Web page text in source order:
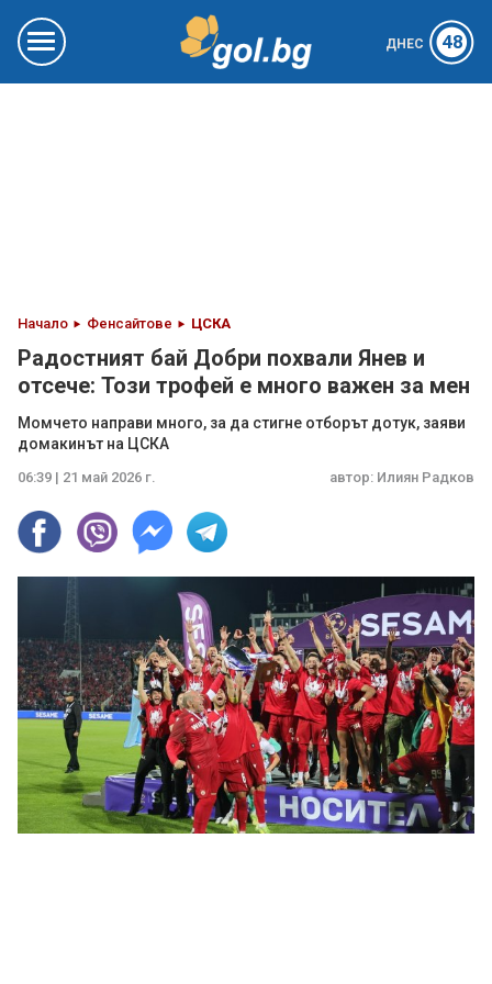
ДНЕС 48
Начало Фенсайтове ЦСКА
Радостният бай Добри похвали Янев и
отсече: Този трофей е много важен за мен
Момчето направи много, за да стигне отборът дотук, заяви
домакинът на ЦСКА
06:39 | 21 май 2026 г. автор: Илиян Радков